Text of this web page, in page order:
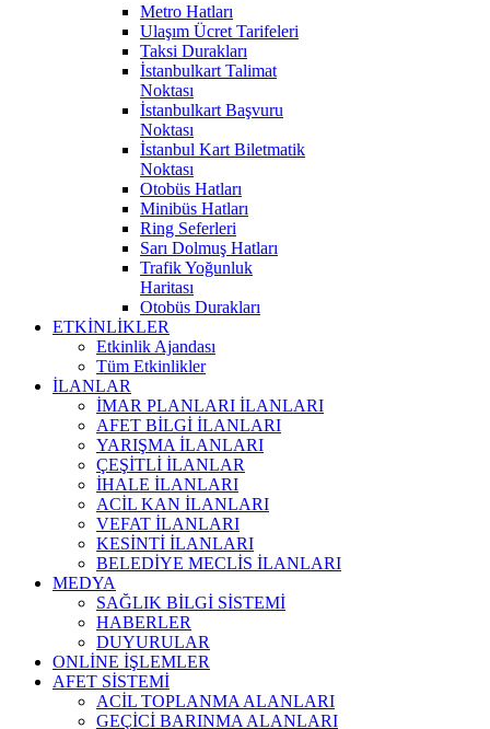
Metro Hatları
Ulaşım Ücret Tarifeleri
Taksi Durakları
İstanbulkart Talimat
Noktası
İstanbulkart Başvuru
Noktası
İstanbul Kart Biletmatik
Noktası
Otobüs Hatları
Minibüs Hatları
Ring Seferleri
Sarı Dolmuş Hatları
Trafik Yoğunluk
Haritası
Otobüs Durakları
ETKİNLİKLER
Etkinlik Ajandası
Tüm Etkinlikler
İLANLAR
İMAR PLANLARI İLANLARI
AFET BİLGİ İLANLARI
YARIŞMA İLANLARI
ÇEŞİTLİ İLANLAR
İHALE İLANLARI
ACİL KAN İLANLARI
VEFAT İLANLARI
KESİNTİ İLANLARI
BELEDİYE MECLİS İLANLARI
MEDYA
SAĞLIK BİLGİ SİSTEMİ
HABERLER
DUYURULAR
ONLİNE İŞLEMLER
AFET SİSTEMİ
ACİL TOPLANMA ALANLARI
GEÇİCİ BARINMA ALANLARI